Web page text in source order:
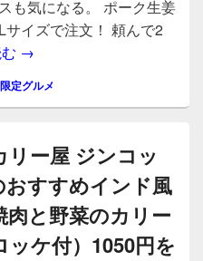
も気になる。 ポーク生姜
イズで注文！ 頼んで2
キャベツ山盛りすぎ！ ポ
→
定グルメ
ー屋 ジンコッ
おすすめインド風
と野菜のカリー
ッケ付）1050円を